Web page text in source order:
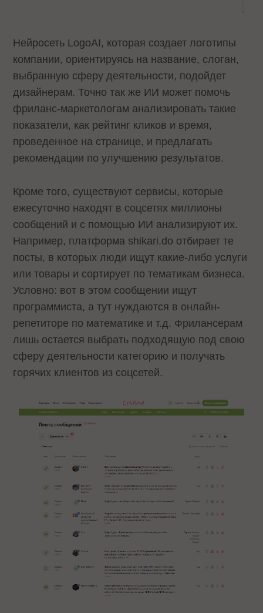
Нейросеть LogoAI, которая создает логотипы
компании, ориентируясь на название, слоган,
выбранную сферу деятельности, подойдет
дизайнерам. Точно так же ИИ может помочь
фриланс-маркетологам анализировать такие
показатели, как рейтинг кликов и время,
проведенное на странице, и предлагать
рекомендации по улучшению результатов.
Кроме того, существуют сервисы, которые
ежесуточно находят в соцсетях миллионы
сообщений и с помощью ИИ анализируют их.
Например, платформа shikari.do отбирает те
посты, в которых люди ищут какие-либо услуги
или товары и сортирует по тематикам бизнеса.
Условно: вот в этом сообщении ищут
программиста, а тут нуждаются в онлайн-
репетиторе по математике и т.д. Фрилансерам
лишь остается выбрать подходящую под свою
сферу деятельности категорию и получать
горячих клиентов из соцсетей.